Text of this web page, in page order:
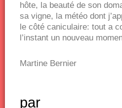
hôte, la beauté de son
sa vigne, la météo dont
le côté caniculaire: tout a
l’instant un nouveau
Martine Bernier
par